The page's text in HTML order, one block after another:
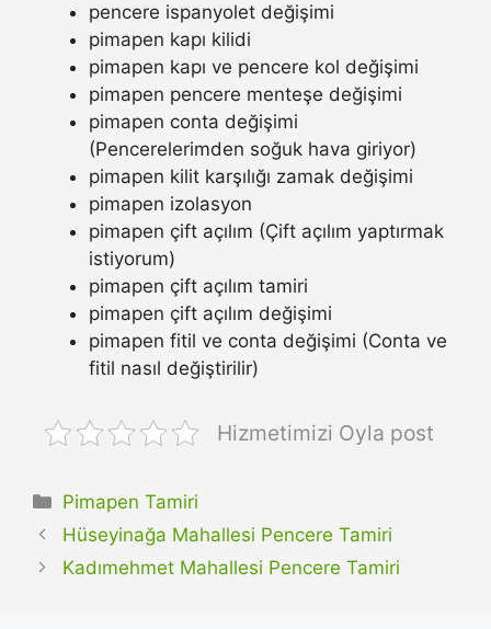
pencere ispanyolet değişimi
pimapen kapı kilidi
pimapen kapı ve pencere kol değişimi
pimapen pencere menteşe değişimi
pimapen conta değişimi
(Pencerelerimden soğuk hava giriyor)
pimapen kilit karşılığı zamak değişimi
pimapen izolasyon
pimapen çift açılım (Çift açılım yaptırmak
istiyorum)
pimapen çift açılım tamiri
pimapen çift açılım değişimi
pimapen fitil ve conta değişimi (Conta ve
fitil nasıl değiştirilir)
Hizmetimizi Oyla post
Kategoriler
Pimapen Tamiri
Hüseyinağa Mahallesi Pencere Tamiri
Kadımehmet Mahallesi Pencere Tamiri